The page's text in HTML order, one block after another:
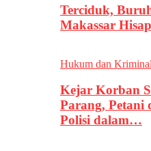
Terciduk,
Makassar
Hukum dan Kriminal
Kejar Korban
Parang, Petani
Polisi dalam…